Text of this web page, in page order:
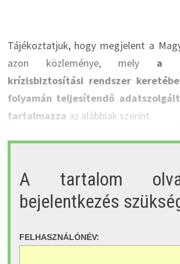
Tájékoztatjuk, hogy megjelent a
azon közleménye, mely a
krízisbiztosítási rendszer
folyamán teljesítendő
tartalmazza az alábbiak szerint.
A tartalom
bejelentkezés
FELHASZNÁLÓNÉV: